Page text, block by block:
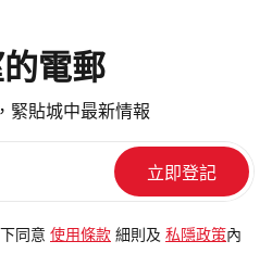
電郵
緊貼城中最新情報
同意 使用條款 細則及 私隱政策 內